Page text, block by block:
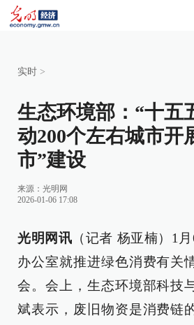
实时 >
生态环境部：“十五
动200个左右城市开
市”建设
来源： 光明网
2026-01-06 17:08
光明网讯 （记者 杨亚楠）1
办公室就推进绿色消费有关
会。会上，生态环境部科技
斌表示，废旧物资是消费链